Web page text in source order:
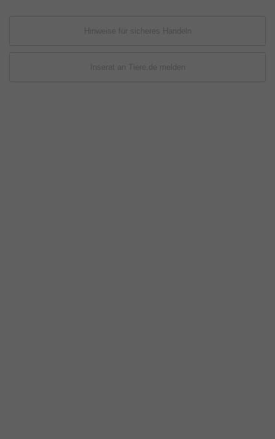
Hinweise für sicheres Handeln
Inserat an Tiere.de melden